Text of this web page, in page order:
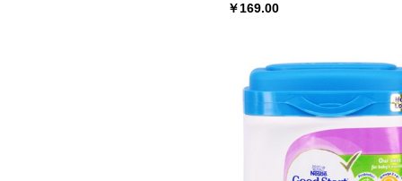
￥169.00